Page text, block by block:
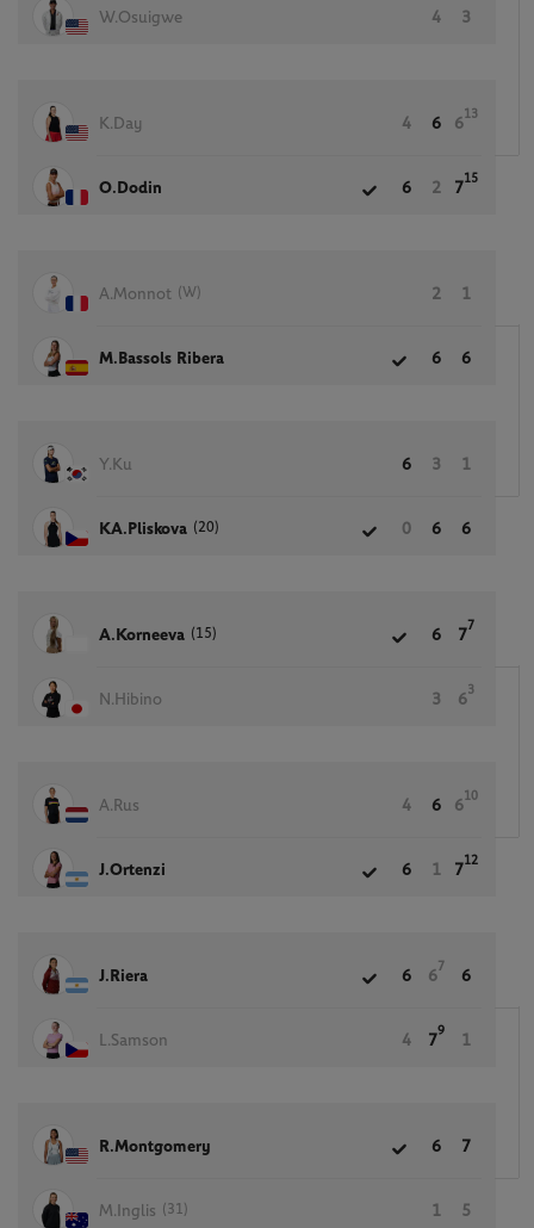
W.Osuigwe 4 3
K.Day 4 6 6
13
O.Dodin 6 2 7
15
A.Monnot (W) 2 1
M.Bassols Ribera 6 6
Y.Ku 6 3 1
KA.Pliskova (20) 0 6 6
A.Korneeva (15) 6 7
7
N.Hibino 3 6
3
A.Rus 4 6 6
10
J.Ortenzi 6 1 7
12
J.Riera 6 6
7
6
L.Samson 4 7
9
1
R.Montgomery 6 7
M.Inglis (31) 1 5